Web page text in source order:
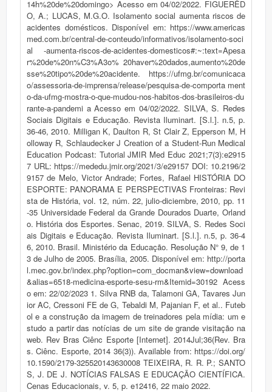
14h%20de%20domingo> Acesso em 04/02/2022. FIGUERÊD
O, A.; LUCAS, M.G.O. Isolamento social aumenta riscos de
acidentes domésticos. Disponível em: https://www.americas
med.com.br/central-de-conteudo/informativos/isolamento-soci
al -aumenta-riscos-de-acidentes-domesticos#:~:text=Apesa
r%20de%20n%C3%A3o% 20haver%20dados,aumento%20de
sse%20tipo%20de%20acidente. https://ufmg.br/comunicaca
o/assessoria-de-imprensa/release/pesquisa-de-comporta ment
o-da-ufmg-mostra-o-que-mudou-nos-habitos-dos-brasileiros-du
rante-a-pandemi a Acesso em 04/02/2022. SILVA, S. Redes
Sociais Digitais e Educação. Revista Iluminart. [S.l.]. n.5, p.
36-46, 2010. Milligan K, Daulton R, St Clair Z, Epperson M, H
olloway R, Schlaudecker J Creation of a Student-Run Medical
Education Podcast: Tutorial JMIR Med Educ 2021;7(3):e2915
7 URL: https://mededu.jmir.org/2021/3/e29157 DOI: 10.2196/2
9157 de Melo, Victor Andrade; Fortes, Rafael HISTÓRIA DO
ESPORTE: PANORAMA E PERSPECTIVAS Fronteiras: Revi
sta de História, vol. 12, núm. 22, julio-diciembre, 2010, pp. 11
-35 Universidade Federal da Grande Dourados Duarte, Orland
o. História dos Esportes. Senac, 2019. SILVA, S. Redes Soci
ais Digitais e Educação. Revista Iluminart. [S.l.]. n.5, p. 36-4
6, 2010. Brasil. Ministério da Educação. Resolução N° 9, de 1
3 de Julho de 2005. Brasília, 2005. Disponível em: http://porta
l.mec.gov.br/index.php?option=com_docman&view=download
&alias=6518-medicina-esporte-sesu-rm&Itemid=30192 Acess
o em: 22/02/2023 1. Silva RNB da, Talamoni GA, Tavares Jun
ior AC, Cressoni FE de G, Tebaldi M, Pajanian F, et al.. Futeb
ol e a construção da imagem de treinadores pela mídia: um e
studo a partir das notícias de um site de grande visitação na
web. Rev Bras Ciênc Esporte [Internet]. 2014Jul;36(Rev. Bra
s. Ciênc. Esporte, 2014 36(3)). Available from: https://doi.org/
10.1590/2179-325520143630008 TEIXEIRA, R. R. P.; SANTO
S, J. DE J. NOTÍCIAS FALSAS E EDUCAÇÃO CIENTÍFICA.
Cenas Educacionais, v. 5, p. e12416, 22 maio 2022.